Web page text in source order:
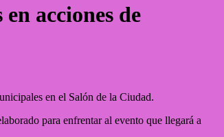
acciones de
en el Salón de la Ciudad.
para enfrentar al evento que llegará a